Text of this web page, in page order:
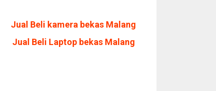
Jual Beli kamera bekas Malang
Jual Beli Laptop bekas Malang